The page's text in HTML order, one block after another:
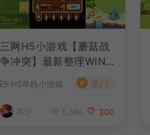
三网H5小游戏【蘑菇战
争冲突】最新整理WIN
系服务端+Linux手工服
务端+详细搭建教程
H5单机小游戏 # 热门
波少 5,586 300